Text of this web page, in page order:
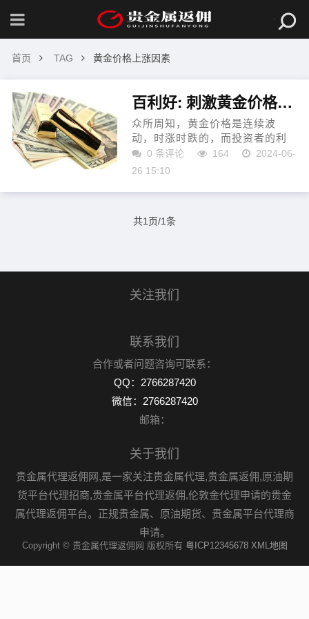
首页 TAG 黄金价格上涨因素
百利好: 刺激黄金价格上涨的因素有哪些？
众所周知，黄金价格是连续波
动，时涨时跌的，而投资者的利
润空间则来自于金价波动形成的
价格差。当然，投资者如果能够
素，就可以更好地把握行情趋...
0 条评论 164
2024-06-
26 15:10
共1页/1条
关注我们
联系我们
合作或者问题咨询可联系：
QQ：2766287420
微信：2766287420
邮箱：
关于我们
贵金属代理返佣网,是一家关注贵金属代理,贵金属返佣,原油期
货平台代理招商,贵金属平台代理返佣,伦敦金代理申请的贵金
属代理返佣平台。正规贵金属、原油期货、贵金属平台代理商
申请。
Copyright © 贵金属代理返佣网 版权所有 粤ICP12345678 XML地图